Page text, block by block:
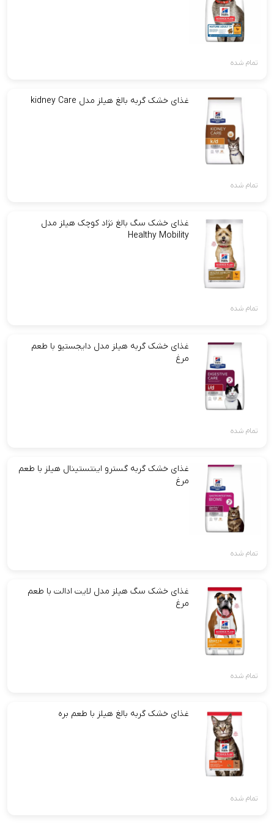
تمام شده
غذای خشک گربه بالغ هیلز مدل kidney Care
تمام شده
غذای خشک سگ بالغ نژاد کوچک هیلز مدل
Healthy Mobility
تمام شده
غذای خشک گربه هیلز مدل دایجستیو با طعم
مرغ
تمام شده
غذای خشک گربه گسترو اینتستینال هیلز با طعم
مرغ
تمام شده
غذای خشک سگ هیلز مدل لایت ادالت با طعم
مرغ
تمام شده
غذای خشک گربه بالغ هیلز با طعم بره
تمام شده